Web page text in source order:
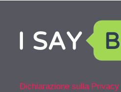
Dichiarazione sulla Privacy